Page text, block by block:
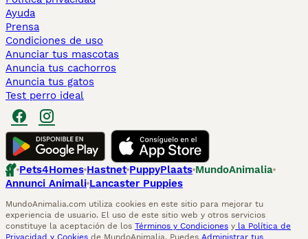
Ayuda
Prensa
Condiciones de uso
Anunciar tus mascotas
Anuncia tus cachorros
Anuncia tus gatos
Test perro ideal
Pets4Homes Hastnet PuppyPlaats MundoAnimalia
Annunci Animali Lancaster Puppies
MundoAnimalia.com utiliza cookies en este sitio para mejorar tu
experiencia de usuario. El uso de este sitio web y otros servicios
constituye la aceptación de los Términos y Condiciones y la Política de